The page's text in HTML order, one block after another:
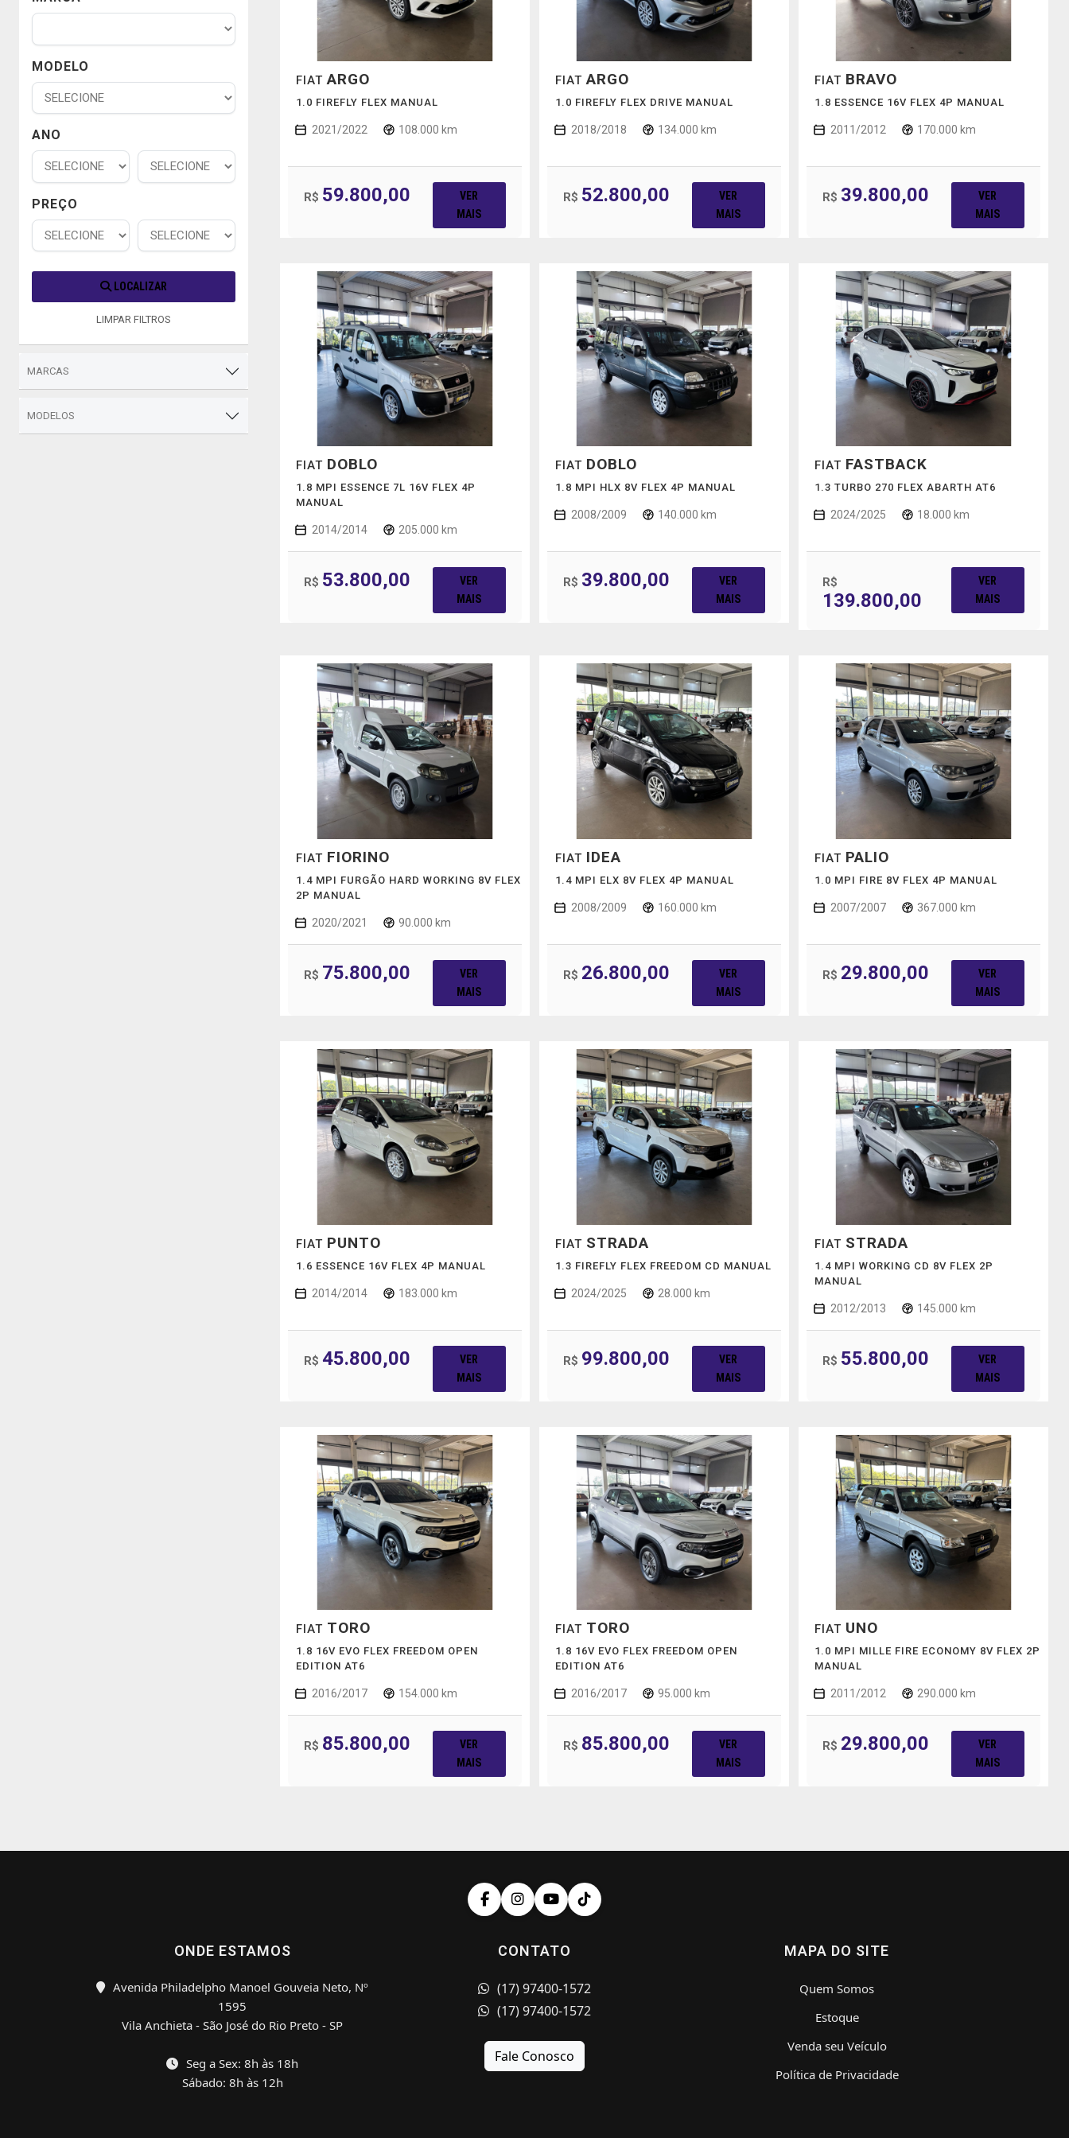
MODELO
ANO
PREÇO
LOCALIZAR
LIMPAR FILTROS
MARCAS
MODELOS
FIATARGO
1.0 FIREFLY FLEX MANUAL
2021/2022 108.000 km
R$ 59.800,00
VER
MAIS
FIATARGO
1.0 FIREFLY FLEX DRIVE MANUAL
2018/2018 134.000 km
R$ 52.800,00
VER
MAIS
FIAT BRAVO
1.8 ESSENCE 16V FLEX 4P MANUAL
2011/2012 170.000 km
R$ 39.800,00
VER
MAIS
FIAT DOBLO
1.8 MPI ESSENCE 7L 16V FLEX 4P
MANUAL
2014/2014 205.000 km
R$ 53.800,00
VER
MAIS
FIAT DOBLO
1.8 MPI HLX 8V FLEX 4P MANUAL
2008/2009 140.000 km
R$ 39.800,00
VER
MAIS
FIAT FASTBACK
1.3 TURBO 270 FLEX ABARTH AT6
2024/2025 18.000 km
R$
139.800,00
VER
MAIS
FIAT FIORINO
1.4 MPI FURGÃO HARD WORKING 8V FLEX
2P MANUAL
2020/2021 90.000 km
R$ 75.800,00
VER
MAIS
FIAT IDEA
1.4 MPI ELX 8V FLEX 4P MANUAL
2008/2009 160.000 km
R$ 26.800,00
VER
MAIS
FIAT PALIO
1.0 MPI FIRE 8V FLEX 4P MANUAL
2007/2007 367.000 km
R$ 29.800,00
VER
MAIS
FIAT PUNTO
1.6 ESSENCE 16V FLEX 4P MANUAL
2014/2014 183.000 km
R$ 45.800,00
VER
MAIS
FIAT STRADA
1.3 FIREFLY FLEX FREEDOM CD MANUAL
2024/2025 28.000 km
R$ 99.800,00
VER
MAIS
FIAT STRADA
1.4 MPI WORKING CD 8V FLEX 2P
MANUAL
2012/2013 145.000 km
R$ 55.800,00
VER
MAIS
FIAT TORO
1.8 16V EVO FLEX FREEDOM OPEN
EDITION AT6
2016/2017 154.000 km
R$ 85.800,00
VER
MAIS
FIAT TORO
1.8 16V EVO FLEX FREEDOM OPEN
EDITION AT6
2016/2017 95.000 km
R$ 85.800,00
VER
MAIS
FIAT UNO
1.0 MPI MILLE FIRE ECONOMY 8V FLEX 2P
MANUAL
2011/2012 290.000 km
R$ 29.800,00
VER
MAIS
ONDE ESTAMOS
Avenida Philadelpho Manoel Gouveia Neto, Nº
1595
Vila Anchieta - São José do Rio Preto - SP
Seg a Sex: 8h às 18h
Sábado: 8h às 12h
CONTATO
(17) 97400-1572
(17) 97400-1572
Fale Conosco
MAPA DO SITE
Quem Somos
Estoque
Venda seu Veículo
Política de Privacidade